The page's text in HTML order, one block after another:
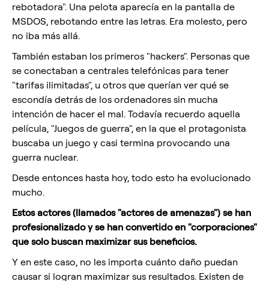
rebotadora". Una pelota aparecía en la pantalla de
MSDOS, rebotando entre las letras. Era molesto, pero
no iba más allá.
También estaban los primeros "hackers". Personas que
se conectaban a centrales telefónicas para tener
"tarifas ilimitadas", u otros que querían ver qué se
escondía detrás de los ordenadores sin mucha
intención de hacer el mal. Todavía recuerdo aquella
película, "Juegos de guerra", en la que el protagonista
buscaba un juego y casi termina provocando una
guerra nuclear.
Desde entonces hasta hoy, todo esto ha evolucionado
mucho.
Estos actores (llamados "actores de amenazas") se han
profesionalizado y se han convertido en "corporaciones"
que solo buscan maximizar sus beneficios.
Y en este caso, no les importa cuánto daño puedan
causar si logran maximizar sus resultados. Existen de